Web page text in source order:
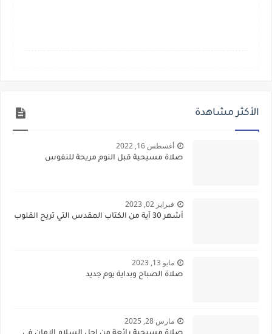
الأكثر مشاهدة
أغسطس 16, 2022
صلاة مسيحية قبل النوم مريحة للنفوس
فبراير 02, 2023
أشهر 30 آية من الكتاب المقدس التي تريح القلوب
مايو 13, 2023
صلاة الصباح وبداية يوم جديد
مارس 28, 2025